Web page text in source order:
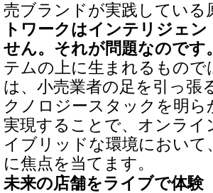
売ブランドが実践してい
トワークはインテリジェ
せん。それが問題なのです
テムの上に生まれるもの
は、小売業者の足を引っ張
クノロジースタックを明
実現することで、オンラ
イブリッドな環境におい
に焦点を当てます。
未来の店舗をライブで体験